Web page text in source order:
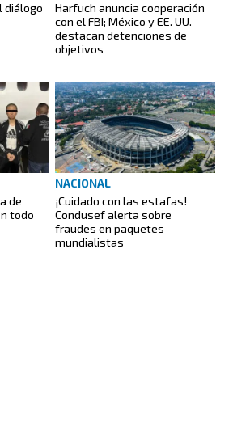
diálogo
Harfuch anuncia cooperación
con el FBI; México y EE. UU.
destacan detenciones de
objetivos
de
todo
NACIONAL
¡Cuidado con las estafas!
Condusef alerta sobre
fraudes en paquetes
mundialistas